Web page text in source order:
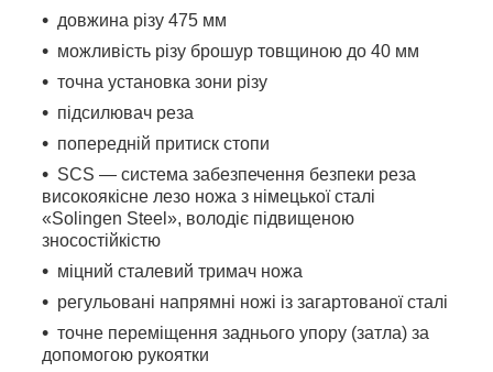
довжина різу 475 мм
можливість різу брошур товщиною до 40 мм
точна установка зони різу
підсилювач реза
попередній притиск стопи
SCS — система забезпечення безпеки реза
високоякісне лезо ножа з німецької сталі
«Solingen Steel», володіє підвищеною
зносостійкістю
міцний сталевий тримач ножа
регульовані напрямні ножі із загартованої сталі
точне переміщення заднього упору (затла) за
допомогою рукоятки